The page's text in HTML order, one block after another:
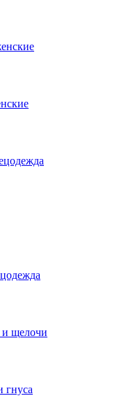
и щелочи
гнуса